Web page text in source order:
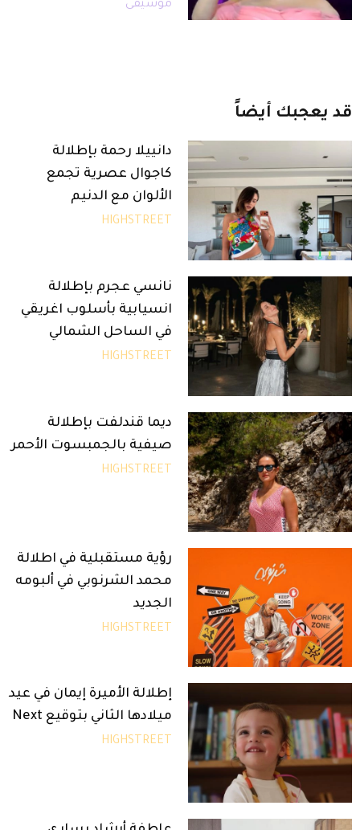
موسيقى
قد يعجبك أيضاً
دانييلا رحمة بإطلالة
كاجوال عصرية تجمع
الألوان مع الدنيم
HIGHSTREET
نانسي عجرم بإطلالة
انسيابية بأسلوب اغريقي
في الساحل الشمالي
HIGHSTREET
ديما قندلفت بإطلالة
صيفية بالجمبسوت الأحمر
HIGHSTREET
رؤية مستقبلية في اطلالة
محمد الشرنوبي في ألبومه
الجديد
HIGHSTREET
إطلالة الأميرة إيمان في عيد
ميلادها الثاني بتوقيع Next
HIGHSTREET